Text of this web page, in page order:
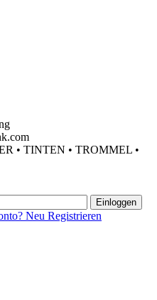
TINTEN • TROMMEL •
Neu Registrieren